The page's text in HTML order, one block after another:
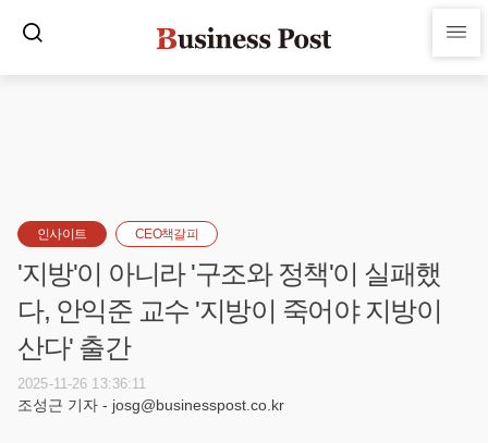
인사이트 CEO책갈피
'지방'이 아니라 '구조와 정책'이 실패했
다, 안익준 교수 '지방이 죽어야 지방이
산다' 출간
2025-11-26 13:36:11
조성근 기자 - josg@businesspost.co.kr